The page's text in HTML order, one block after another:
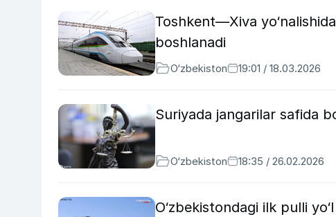
Toshkent—Xiva
boshlanadi
O‘zbekiston 19:01 / 18.03.2026
Suriyada jangarilar safida
O‘zbekiston 18:35 / 26.02.2026
O‘zbekistondagi ilk pulli